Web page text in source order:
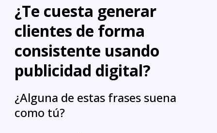
¿Te cuesta generar
clientes de forma
consistente usando
publicidad digital?
¿Alguna de estas frases suena
como tú?